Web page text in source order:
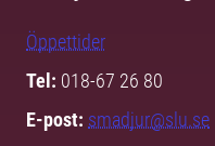
Öppettider
Tel: 018-67 26 80
E-post: smadjur@slu.se